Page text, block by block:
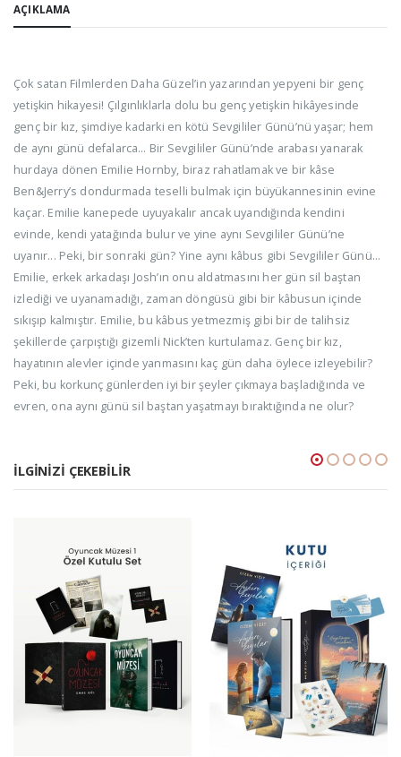
AÇIKLAMA
Çok satan Filmlerden Daha Güzel’in yazarından yepyeni bir genç
yetişkin hikayesi! Çılgınlıklarla dolu bu genç yetişkin hikâyesinde
genç bir kız, şimdiye kadarki en kötü Sevgililer Günü’nü yaşar; hem
de aynı günü defalarca… Bir Sevgililer Günü’nde arabası yanarak
hurdaya dönen Emilie Hornby, biraz rahatlamak ve bir kâse
Ben&Jerry’s dondurmada teselli bulmak için büyükannesinin evine
kaçar. Emilie kanepede uyuyakalır ancak uyandığında kendini
evinde, kendi yatağında bulur ve yine aynı Sevgililer Günü’ne
uyanır... Peki, bir sonraki gün? Yine aynı kâbus gibi Sevgililer Günü…
Emilie, erkek arkadaşı Josh’ın onu aldatmasını her gün sil baştan
izlediği ve uyanamadığı, zaman döngüsü gibi bir kâbusun içinde
sıkışıp kalmıştır. Emilie, bu kâbus yetmezmiş gibi bir de talihsiz
şekillerde çarpıştığı gizemli Nick’ten kurtulamaz. Genç bir kız,
hayatının alevler içinde yanmasını kaç gün daha öylece izleyebilir?
Peki, bu korkunç günlerden iyi bir şeyler çıkmaya başladığında ve
evren, ona aynı günü sil baştan yaşatmayı bıraktığında ne olur?
İLGINIZI ÇEKEBILIR